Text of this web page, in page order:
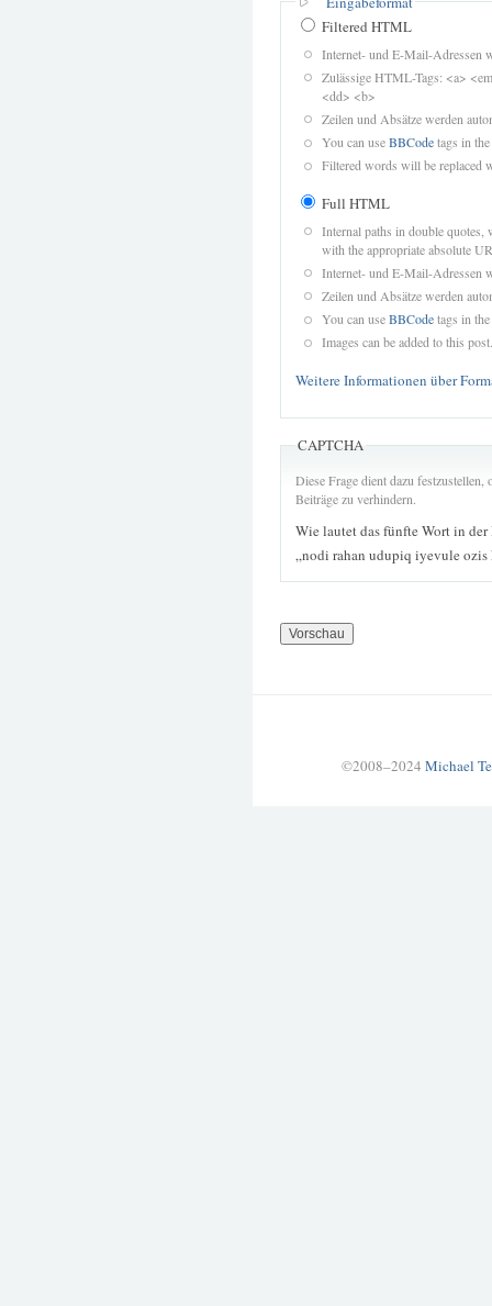
Filtered HTML
Internet- und E-Mail-Adressen
Zulässige HTML-Tags: <a>
<dd> <b>
Zeilen und Absätze werden
You can useBBCodetags in
Filtered words will be replaced
Full HTML
Internal paths in double quotes,
with the appropriate absolute
Internet- und E-Mail-Adressen
Zeilen und Absätze werden
You can useBBCodetags in
Images can be added to this post.
Weitere Informationen über
CAPTCHA
Diese Frage dient dazu
Beiträge zu verhindern.
Wie lautet das fünfte Wort in der
„nodi rahan udupiq iyevule
©2008–2024 Michael